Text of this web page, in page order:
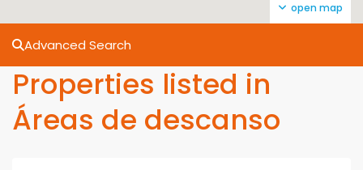
open map
Advanced Search
Properties listed in
Áreas de descanso